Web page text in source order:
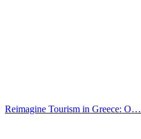
Reimagine Tourism in Greece: O…